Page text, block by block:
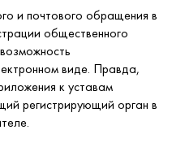
и почтового обращения в
общественного
виде. Правда,
к уставам
регистрирующий орган в